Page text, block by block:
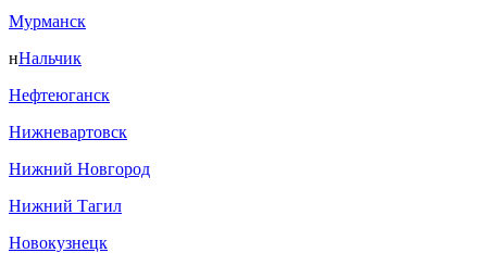
Мурманск
нНальчик
Нефтеюганск
Нижневартовск
Нижний Новгород
Нижний Тагил
Новокузнецк